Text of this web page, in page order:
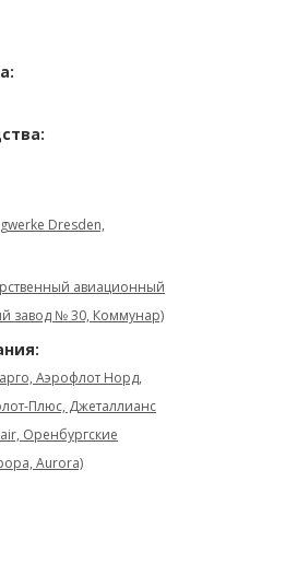
Dresden,
авиационный
завод № 30, Коммунар)
Аэрофлот Норд,
Плюс, Джеталлианс
Оренбургские
Aurora)